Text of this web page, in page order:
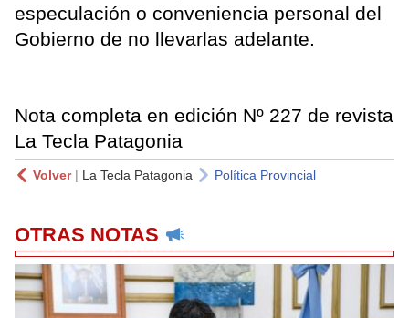
especulación o conveniencia personal del
Gobierno de no llevarlas adelante.
Nota completa en edición Nº 227 de revista
La Tecla Patagonia
Volver| La Tecla Patagonia Política Provincial
OTRAS NOTAS